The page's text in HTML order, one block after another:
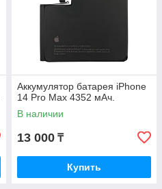
Аккумулятор батарея iPhone
14 Pro Max 4352 мАч.
В наличии
13 000 ₸
Купить